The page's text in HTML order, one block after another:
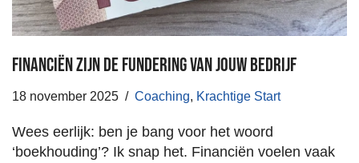
Financiën zijn de fundering van jouw bedrijf
18 november 2025 Coaching, Krachtige Start
Wees eerlijk: ben je bang voor het woord
‘boekhouding’? Ik snap het. Financiën voelen vaak